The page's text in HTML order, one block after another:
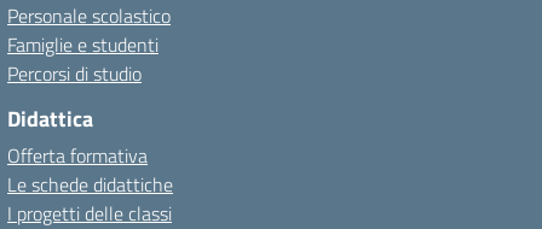
Personale scolastico
Famiglie e studenti
Percorsi di studio
Didattica
Offerta formativa
Le schede didattiche
I progetti delle classi